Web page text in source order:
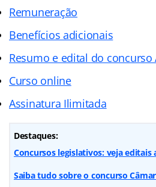
Remuneração
Benefícios adicionais
Resumo e edital do concurso
Curso online
Assinatura Ilimitada
Destaques:
Concursos legislativos: veja editais
Saiba tudo sobre o concurso